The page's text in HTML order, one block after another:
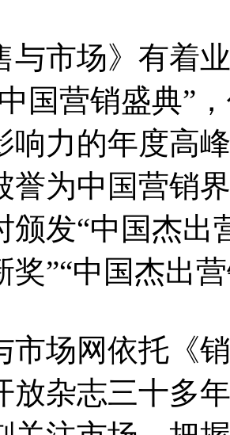
与市场》有着
营销盛典”，
响力的年度高
誉为中国营销
颁发“中国杰出
奖”“中国杰出
市场网依托《
放杂志三十多